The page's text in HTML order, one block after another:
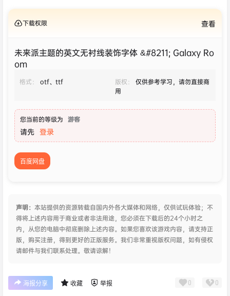
下载权限 查看
未来派主题的英文无衬线装饰字体 &#8211; Galaxy Ro
om
格式： otf、ttf 版权：
仅供参考学习，请勿直接商
用
您当前的等级为 游客
请先 登录
百度网盘
声明： 本站提供的资源转载自国内外各大媒体和网络，仅供试玩体验；不
得将上述内容用于商业或者非法用途，您必须在下载后的24个小时之
内，从您的电脑中彻底删除上述内容。如果您喜欢该游戏内容，请支持正
版，购买注册，得到更好的正版服务。我们非常重视版权问题，如有侵权
请邮件与我们联系处理。敬请谅解！
海报分享 收藏 举报 0 0